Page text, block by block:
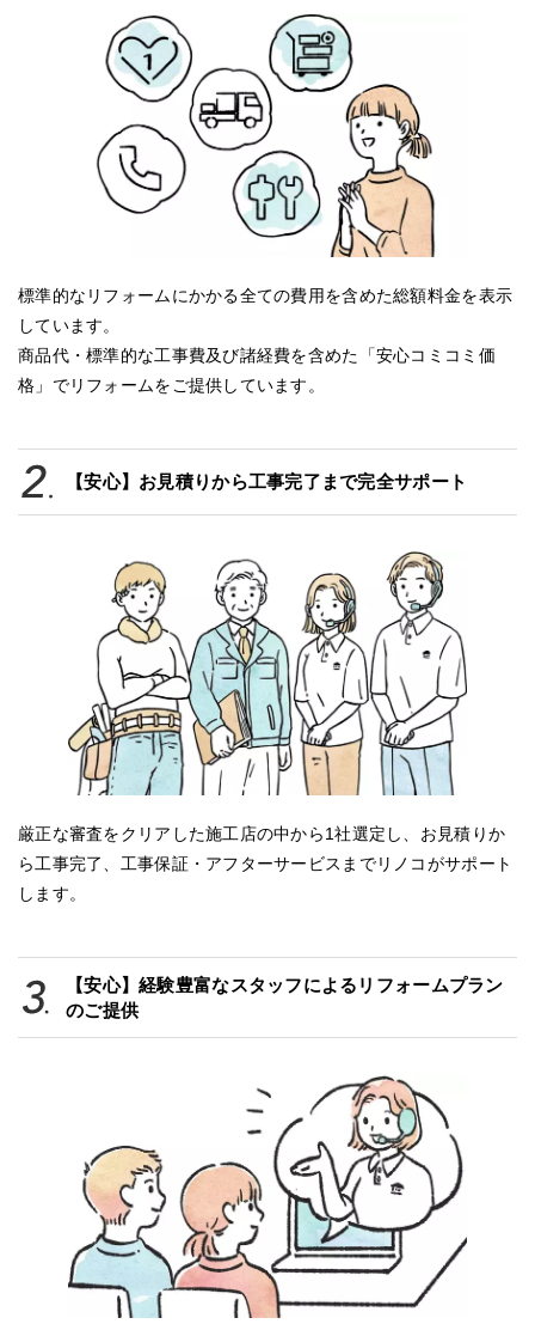
標準的なリフォームにかかる全ての費用を含めた総額料金を表示
しています。
商品代・標準的な工事費及び諸経費を含めた「安心コミコミ価
格」でリフォームをご提供しています。
【安心】お見積りから工事完了まで完全サポート
厳正な審査をクリアした施工店の中から1社選定し、お見積りか
ら工事完了、工事保証・アフターサービスまでリノコがサポート
します。
【安心】経験豊富なスタッフによるリフォームプラン
のご提供